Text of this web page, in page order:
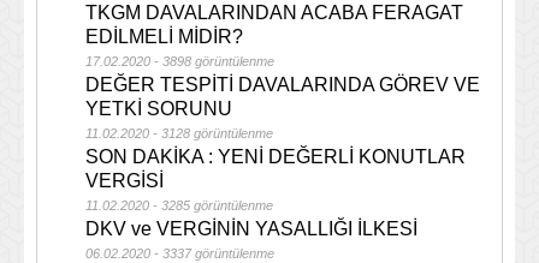
TKGM DAVALARINDAN ACABA FERAGAT
EDİLMELİ MİDİR?
17.02.2020 - 3898 görüntülenme
DEĞER TESPİTİ DAVALARINDA GÖREV VE
YETKİ SORUNU
11.02.2020 - 3128 görüntülenme
SON DAKİKA : YENİ DEĞERLİ KONUTLAR
VERGİSİ
11.02.2020 - 3285 görüntülenme
DKV ve VERGİNİN YASALLIĞI İLKESİ
06.02.2020 - 3337 görüntülenme